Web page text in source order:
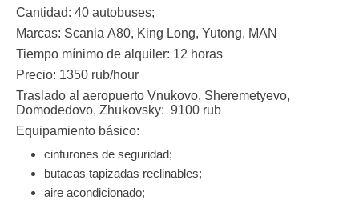
Cantidad: 40 autobuses;
Marcas: Scania А80, King Long, Yutong, MAN
Tiempo mínimo de alquiler: 12 horas
Precio: 1350 rub/hour
Traslado al aeropuerto Vnukovo, Sheremetyevo,
Domodedovo, Zhukovsky: 9100 rub
Equipamiento básico:
cinturones de seguridad;
butacas tapizadas reclinables;
aire acondicionado;